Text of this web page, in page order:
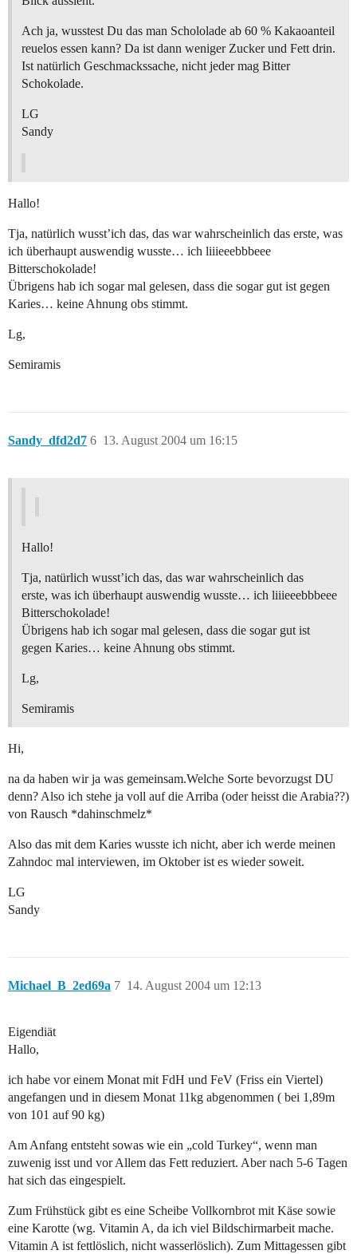
Ach ja, wusstest Du das man Schololade ab 60 % Kakaoanteil
reuelos essen kann? Da ist dann weniger Zucker und Fett drin.
Ist natürlich Geschmackssache, nicht jeder mag Bitter
Schokolade.
LG
Sandy
Hallo!
Tja, natürlich wusst’ich das, das war wahrscheinlich das erste, was
ich überhaupt auswendig wusste… ich liiieeebbbeee
Bitterschokolade!
Übrigens hab ich sogar mal gelesen, dass die sogar gut ist gegen
Karies… keine Ahnung obs stimmt.
Lg,
Semiramis
Sandy_dfd2d7 13. August 2004 um 16:15
6
Hallo!
Tja, natürlich wusst’ich das, das war wahrscheinlich das
erste, was ich überhaupt auswendig wusste… ich liiieeebbbeee
Bitterschokolade!
Übrigens hab ich sogar mal gelesen, dass die sogar gut ist
gegen Karies… keine Ahnung obs stimmt.
Lg,
Semiramis
Hi,
na da haben wir ja was gemeinsam.Welche Sorte bevorzugst DU
denn? Also ich stehe ja voll auf die Arriba (oder heisst die Arabia??)
von Rausch *dahinschmelz*
Also das mit dem Karies wusste ich nicht, aber ich werde meinen
Zahndoc mal interviewen, im Oktober ist es wieder soweit.
LG
Sandy
Michael_B_2ed69a 14. August 2004 um 12:13
7
Eigendiät
Hallo,
ich habe vor einem Monat mit FdH und FeV (Friss ein Viertel)
angefangen und in diesem Monat 11kg abgenommen ( bei 1,89m
von 101 auf 90 kg)
Am Anfang entsteht sowas wie ein „cold Turkey“, wenn man
zuwenig isst und vor Allem das Fett reduziert. Aber nach 5-6 Tagen
hat sich das eingespielt.
Zum Frühstück gibt es eine Scheibe Vollkornbrot mit Käse sowie
eine Karotte (wg. Vitamin A, da ich viel Bildschirmarbeit mache.
Vitamin A ist fettlöslich, nicht wasserlöslich). Zum Mittagessen gibt